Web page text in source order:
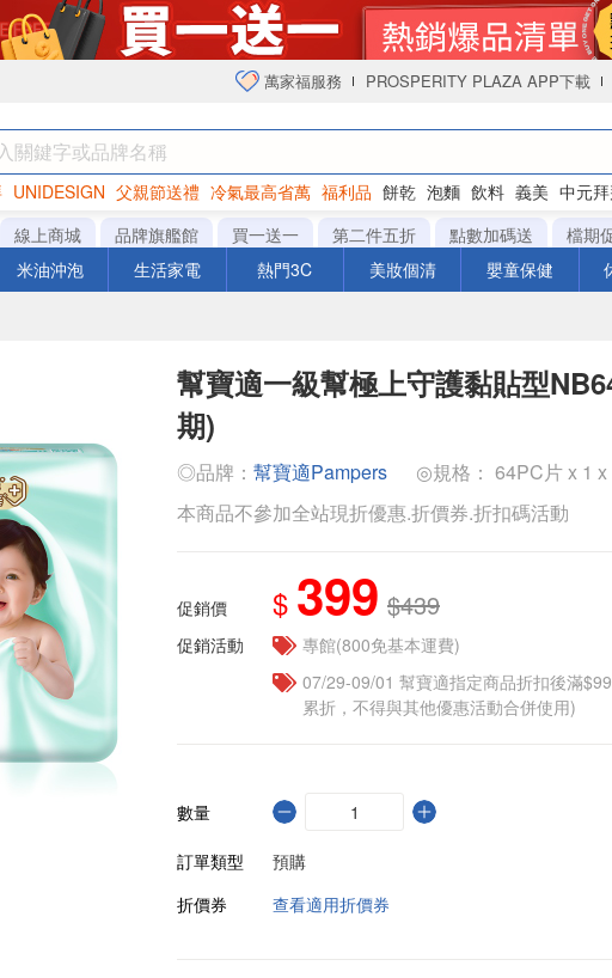
萬家福服務 PROSPERITY PLAZA APP下載
UNIDESIGN 父親節送禮 冷氣最高省萬 福利品 餅乾 泡麵 飲料 義美 中元
巧克力 衛生紙
線上商城 品牌旗艦館 買一送一 第二件五折 點數加碼送
檔期
米油沖泡 生活家電 熱門3C 美妝個清 嬰童保健
幫寶適一級幫極上守護黏貼型
期)
◎品牌： 幫寶適Pampers
◎規格： 64PC片 x 1
本商品不參加全站現折優惠.折價券.折扣碼活動
促銷價 $ 399 $439
促銷活動
專館(800免基本運費)
07/29-09/01 幫寶適指定商品折扣後滿
累折，不得與其他優惠活動合併使用)
數量
訂單類型
預購
折價券
查看適用折價券